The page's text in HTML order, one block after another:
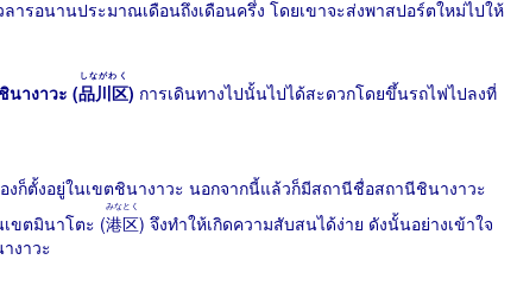
ารอนานประมาณเดือนถึงเดือนครึ่ง โดยเขาจะส่งพาสปอร์ตใหม่ไปให้
นางาวะ (品川区
しながわく
) การเดินทางไปนั้นไปได้สะดวกโดยขึ้นรถไฟไปลงที่
องก็ตั้งอยู่ในเขตชินางาวะ นอกจากนี้แล้วก็มีสถานีชื่อสถานีชินางาวะ
ขตมินาโตะ (港区
みなとく
) จึงทำให้เกิดความสับสนได้ง่าย ดังนั้นอย่างเข้าใจ
งาวะ